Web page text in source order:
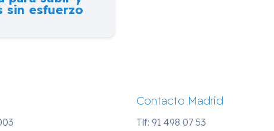
sin esfuerzo
Contacto Madrid
Tlf: 91 498 07 53